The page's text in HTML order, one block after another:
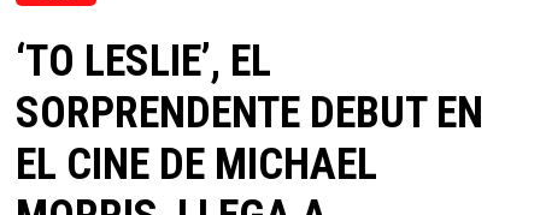
‘TO LESLIE’, EL
SORPRENDENTE DEBUT EN
EL CINE DE MICHAEL